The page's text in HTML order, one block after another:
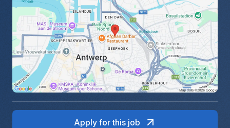
Apply for this job